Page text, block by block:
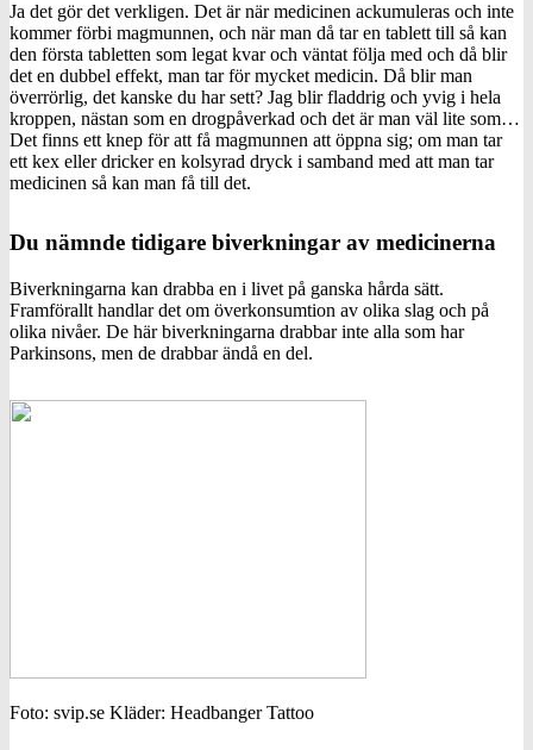
Ja det gör det verkligen. Det är när medicinen ackumuleras och inte
kommer förbi magmunnen, och när man då tar en tablett till så kan
den första tabletten som legat kvar och väntat följa med och då blir
det en dubbel effekt, man tar för mycket medicin. Då blir man
överrörlig, det kanske du har sett? Jag blir fladdrig och yvig i hela
kroppen, nästan som en drogpåverkad och det är man väl lite som…
Det finns ett knep för att få magmunnen att öppna sig; om man tar
ett kex eller dricker en kolsyrad dryck i samband med att man tar
medicinen så kan man få till det.
Du nämnde tidigare biverkningar av medicinerna
Biverkningarna kan drabba en i livet på ganska hårda sätt.
Framförallt handlar det om överkonsumtion av olika slag och på
olika nivåer. De här biverkningarna drabbar inte alla som har
Parkinsons, men de drabbar ändå en del.
Foto: svip.se Kläder: Headbanger Tattoo